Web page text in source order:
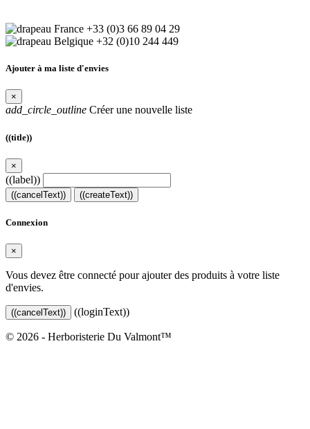
+33 (0)3 66 89 04 29
+32 (0)10 244 449
Ajouter à ma liste d'envies
×
add_circle_outline Créer une nouvelle liste
((title))
×
((label))
((cancelText)) ((createText))
Connexion
×
Vous devez être connecté pour ajouter des produits à votre liste
d'envies.
((cancelText)) ((loginText))
© 2026 - Herboristerie Du Valmont™